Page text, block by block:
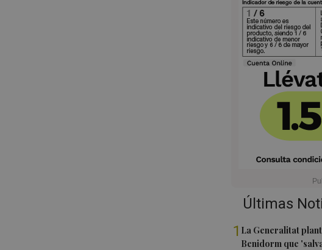
Últimas
1 La Generalitat
Benidorm que